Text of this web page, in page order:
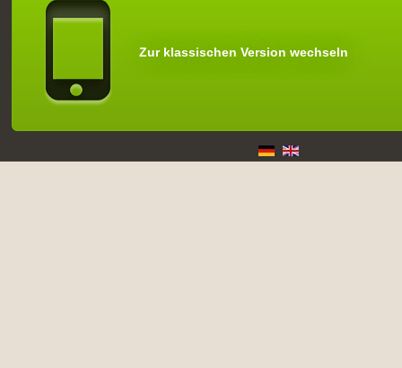
Zur klassischen Version wechseln